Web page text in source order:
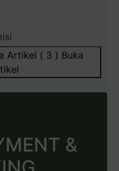
Artikel ( 3 ) Buka
&